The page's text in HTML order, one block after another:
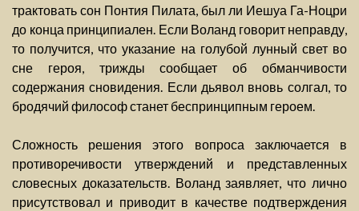
трактовать сон Понтия Пилата, был ли Иешуа Га-Ноцри
до конца принципиален. Если Воланд говорит неправду,
то получится, что указание на голубой лунный свет во
сне героя, трижды сообщает об обманчивости
содержания сновидения. Если дьявол вновь солгал, то
бродячий философ станет беспринципным героем.
Сложность решения этого вопроса заключается в
противоречивости утверждений и представленных
словесных доказательств. Воланд заявляет, что лично
присутствовал и приводит в качестве подтверждения